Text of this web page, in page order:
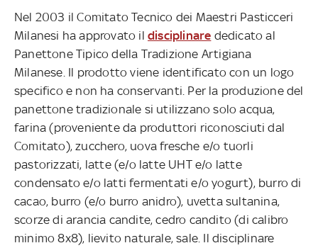
Nel 2003 il Comitato Tecnico dei Maestri Pasticceri
Milanesi ha approvato il disciplinare dedicato al
Panettone Tipico della Tradizione Artigiana
Milanese. Il prodotto viene identificato con un logo
specifico e non ha conservanti. Per la produzione del
panettone tradizionale si utilizzano solo acqua,
farina (proveniente da produttori riconosciuti dal
Comitato), zucchero, uova fresche e/o tuorli
pastorizzati, latte (e/o latte UHT e/o latte
condensato e/o latti fermentati e/o yogurt), burro di
cacao, burro (e/o burro anidro), uvetta sultanina,
scorze di arancia candite, cedro candito (di calibro
minimo 8x8), lievito naturale, sale. Il disciplinare